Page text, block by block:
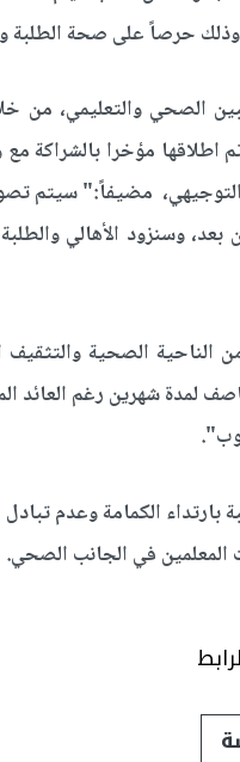
وذلك حرصاً على صحة
الصحي والتعليمي، من
اطلاقها مؤخرا بالشراكة
التوجيهي، مضيفاً:" سيتم
وسنزود الأهالي
الناحية الصحية
لمدة شهرين رغم العائد
الكمامة وعدم تبادل
المعلمين في الجانب الصحي.